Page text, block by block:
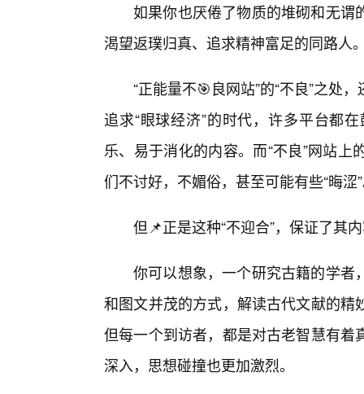
如果你也厌倦了物质的堆砌和无谓
渴望返璞归真、追求精神富足的同路人
“正能量不🎯良网站”的“不良”之处
追求“眼球经济”的时代，许多平台都
乐、易于消化的内容。而“不良”网站
们不讨好，不媚俗，甚至可能有些“晦涩
但📌正是这种“不迎合”，保证了其
你可以想象，一个研究古籍的学者
和图文并茂的方式，解读古代文献的
但每一个到访者，都是对古老智慧有
深入，思想碰撞也更加激烈。